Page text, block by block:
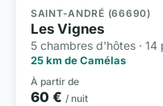
SAINT-ANDRÉ (66690)
Les Vignes
5 chambres d'hôtes · 14
25 km de Camélas
À partir de
60 € / nuit